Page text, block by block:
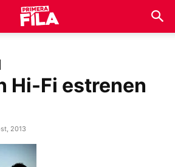
Hi-Fi estrenen
2013